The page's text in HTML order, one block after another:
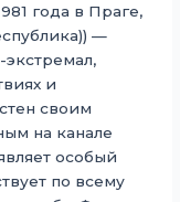
года в Праге,
—
и
своим
на канале
особый
по всему